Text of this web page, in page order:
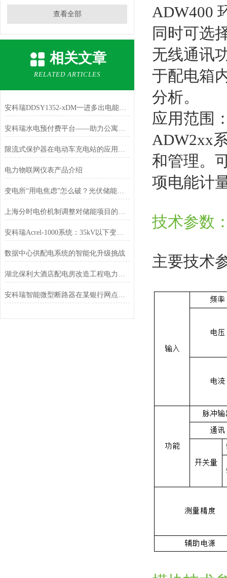
查看全部
相关文章
RELATED ARTICLES
安科瑞DDSY1352-xDM一进多出电能表赋能高校宿舍精细化管理
安科瑞水电预付费平台——助力公寓和物业水电管理
限流式保护器在电动车充电站的应用探讨
电力物联网仪表产品介绍
变电所“用电焦虑”怎么破？光伏储能系统如何化解峰谷电价困局？
上海分时电价机制调整对储能项目的影响分析
安科瑞Acrel-1000系统：35kV以下变电站的智能化‘大脑
数据中心供配电系统的智能化升级挑战
湖北保利大酒店配电房改造工程电力监控系统项目的设计与应用
安科瑞智能微型断路器在某银行网点的设计与应用
ADW400
同时可选
无线通讯
于配电箱
分析。
应用范围
ADW2xx
和管理。
项电能计
技术参数
主要技术